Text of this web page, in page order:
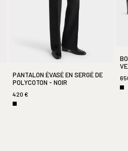
PANTALON ÉVASÉ EN SERGÉ DE
POLYCOTON - NOIR
420 €